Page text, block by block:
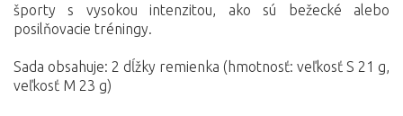
športy s vysokou intenzitou, ako sú bežecké alebo
posilňovacie tréningy.
Sada obsahuje: 2 dĺžky remienka (hmotnosť: veľkosť S 21 g,
veľkosť M 23 g)